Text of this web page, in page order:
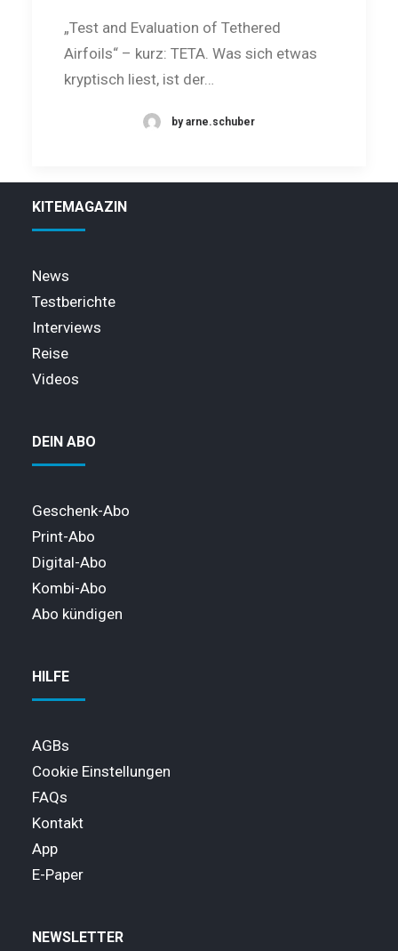
„Test and Evaluation of Tethered
Airfoils“ – kurz: TETA. Was sich etwas
kryptisch liest, ist der…
by arne.schuber
KITEMAGAZIN
News
Testberichte
Interviews
Reise
Videos
DEIN ABO
Geschenk-Abo
Print-Abo
Digital-Abo
Kombi-Abo
Abo kündigen
HILFE
AGBs
Cookie Einstellungen
FAQs
Kontakt
App
E-Paper
NEWSLETTER